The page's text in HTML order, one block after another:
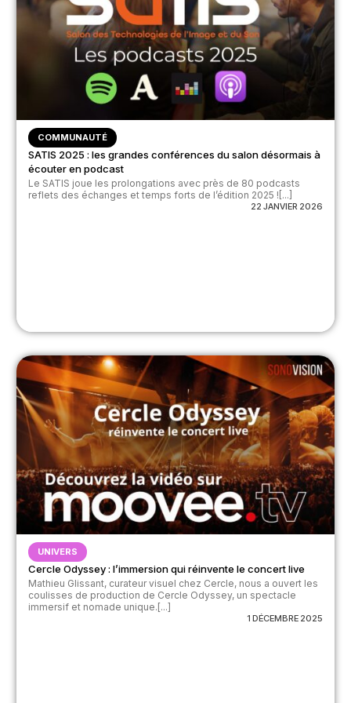
COMMUNAUTÉ
SATIS 2025 : les grandes conférences du salon désormais à
écouter en podcast
Le SATIS joue les prolongations avec près de 80 podcasts
reflets des échanges et temps forts de l’édition 2025 ![...]
22 JANVIER 2026
UNIVERS
Cercle Odyssey : l’immersion qui réinvente le concert live
Mathieu Glissant, curateur visuel chez Cercle, nous a ouvert les
coulisses de production de Cercle Odyssey, un spectacle
immersif et nomade unique.[...]
1 DÉCEMBRE 2025